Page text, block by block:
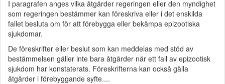
I paragrafen anges vilka åtgärder regeringen eller den myndighet
som regeringen bestämmer kan föreskriva eller i det enskilda
fallet besluta om för att förebygga eller bekämpa epizootiska
sjukdomar.
De föreskrifter eller beslut som kan meddelas med stöd av
bestämmelsen gäller inte bara åtgärder när ett fall av epizootisk
sjukdom har konstaterats. Föreskrifterna kan också gälla
åtgärder i förebyggande syfte....